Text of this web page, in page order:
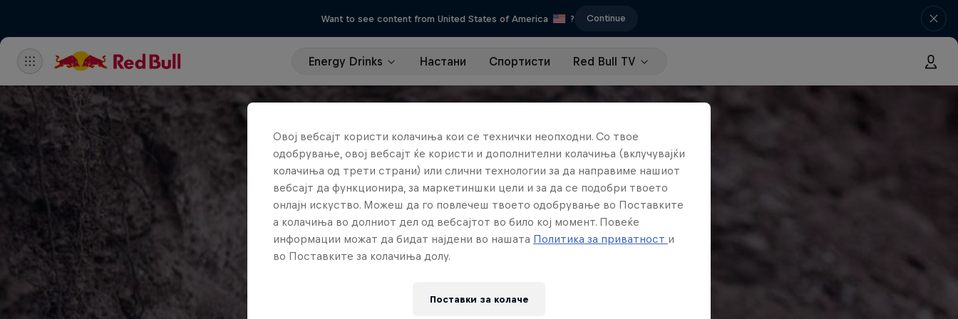
Want to see content from United States of America ? Continue
Energy Drinks Настани Спортисти Red Bull TV
Овој вебсајт користи колачиња кои се технички неопходни. Со твое
одобрување, овој вебсајт ќе користи и дополнителни колачиња (вклучувајќи
колачиња од трети страни) или слични технологии за да направиме нашиот
вебсајт да функционира, за маркетиншки цели и за да се подобри твоето
онлајн искуство. Можеш да го повлечеш твоето одобрување во Поставките
а колачиња во долниот дел од вебсајтот во било кој момент. Повеќе
информации можат да бидат најдени во нашата Политика за приватност и
во Поставките за колачиња долу.
Поставки за колачe